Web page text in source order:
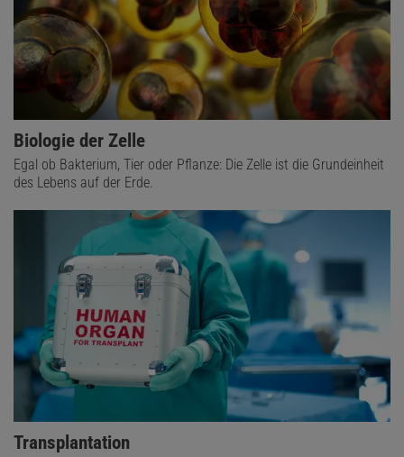
Biologie der Zelle
Egal ob Bakterium, Tier oder Pflanze: Die Zelle ist die Grundeinheit
des Lebens auf der Erde.
Transplantation